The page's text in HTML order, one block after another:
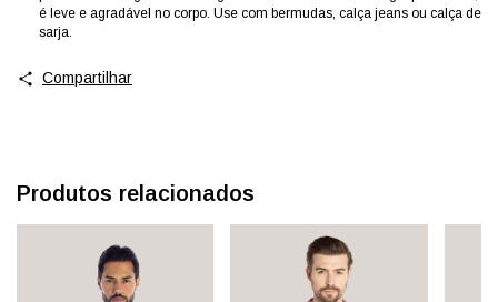
é leve e agradável no corpo. Use com bermudas, calça jeans ou calça de
sarja.
Compartilhar
Produtos relacionados